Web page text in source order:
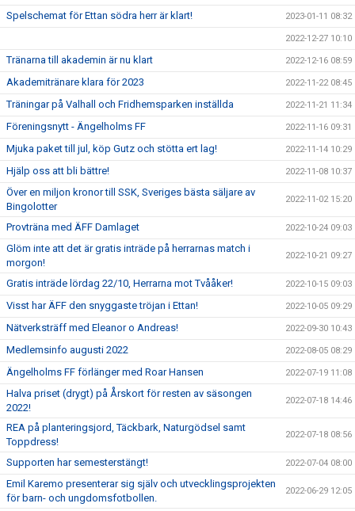
Spelschemat för Ettan södra herr är klart! 2023-01-11 08:32
2022-12-27 10:10
Tränarna till akademin är nu klart 2022-12-16 08:59
Akademitränare klara för 2023 2022-11-22 08:45
Träningar på Valhall och Fridhemsparken inställda 2022-11-21 11:34
Föreningsnytt - Ängelholms FF 2022-11-16 09:31
Mjuka paket till jul, köp Gutz och stötta ert lag! 2022-11-14 10:29
Hjälp oss att bli bättre! 2022-11-08 10:37
Över en miljon kronor till SSK, Sveriges bästa säljare av
Bingolotter
2022-11-02 15:20
Provträna med ÄFF Damlaget 2022-10-24 09:03
Glöm inte att det är gratis inträde på herrarnas match i
morgon!
2022-10-21 09:27
Gratis inträde lördag 22/10, Herrarna mot Tvååker! 2022-10-15 09:03
Visst har ÄFF den snyggaste tröjan i Ettan! 2022-10-05 09:29
Nätverksträff med Eleanor o Andreas! 2022-09-30 10:43
Medlemsinfo augusti 2022 2022-08-05 08:29
Ängelholms FF förlänger med Roar Hansen 2022-07-19 11:08
Halva priset (drygt) på Årskort för resten av säsongen
2022!
2022-07-18 14:46
REA på planteringsjord, Täckbark, Naturgödsel samt
Toppdress!
2022-07-18 08:56
Supporten har semesterstängt! 2022-07-04 08:00
Emil Karemo presenterar sig själv och utvecklingsprojekten
för barn- och ungdomsfotbollen.
2022-06-29 12:05